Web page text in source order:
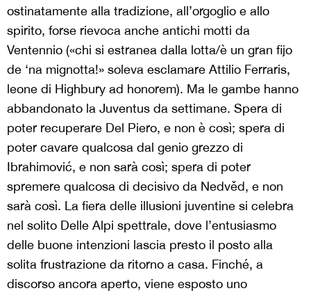
ostinatamente alla tradizione, all’orgoglio e allo
spirito, forse rievoca anche antichi motti da
Ventennio («chi si estranea dalla lotta/è un gran fijo
de ‘na mignotta!» soleva esclamare Attilio Ferraris,
leone di Highbury ad honorem). Ma le gambe hanno
abbandonato la Juventus da settimane. Spera di
poter recuperare Del Piero, e non è così; spera di
poter cavare qualcosa dal genio grezzo di
Ibrahimović, e non sarà così; spera di poter
spremere qualcosa di decisivo da Nedvěd, e non
sarà così. La fiera delle illusioni juventine si celebra
nel solito Delle Alpi spettrale, dove l’entusiasmo
delle buone intenzioni lascia presto il posto alla
solita frustrazione da ritorno a casa. Finché, a
discorso ancora aperto, viene esposto uno